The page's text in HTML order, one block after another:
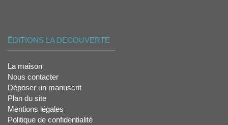
ÉDITIONS LA DÉCOUVERTE
La maison
Nous contacter
Déposer un manuscrit
Plan du site
Mentions légales
Politique de confidentialité